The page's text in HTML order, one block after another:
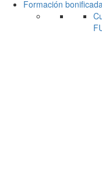
Formación